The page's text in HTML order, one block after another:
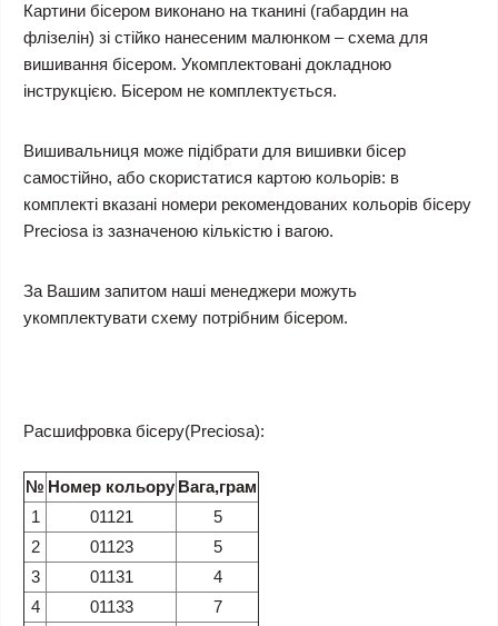
Картини бісером виконано на тканині (габардин на
флізелін) зі стійко нанесеним малюнком – схема для
вишивання бісером. Укомплектовані докладною
інструкцією. Бісером не комплектується.
Вишивальниця може підібрати для вишивки бісер
самостійно, або скористатися картою кольорів: в
комплекті вказані номери рекомендованих кольорів бісеру
Preciosa із зазначеною кількістю і вагою.
За Вашим запитом наші менеджери можуть
укомплектувати схему потрібним бісером.
Расшифровка бісеру(Preciosa):
№ Номер кольору Вага,грам
1
01121
5
2
01123
5
3
01131
4
4
01133
7